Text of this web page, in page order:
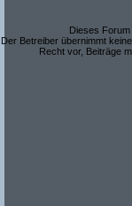
Dieses
Der Betreiber übernimmt
Recht vor, Beiträge